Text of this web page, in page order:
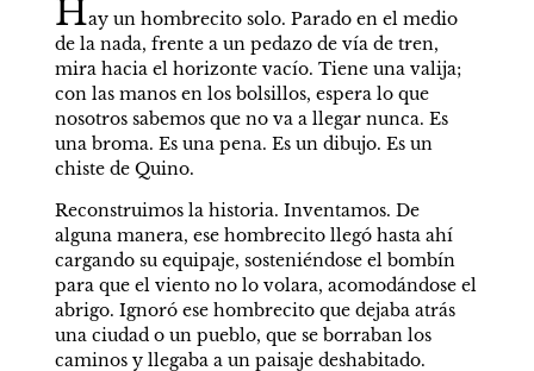
Hay un hombrecito solo. Parado en el medio
de la nada, frente a un pedazo de vía de tren,
mira hacia el horizonte vacío. Tiene una valija;
con las manos en los bolsillos, espera lo que
nosotros sabemos que no va a llegar nunca. Es
una broma. Es una pena. Es un dibujo. Es un
chiste de Quino.
Reconstruimos la historia. Inventamos. De
alguna manera, ese hombrecito llegó hasta ahí
cargando su equipaje, sosteniéndose el bombín
para que el viento no lo volara, acomodándose el
abrigo. Ignoró ese hombrecito que dejaba atrás
una ciudad o un pueblo, que se borraban los
caminos y llegaba a un paisaje deshabitado.